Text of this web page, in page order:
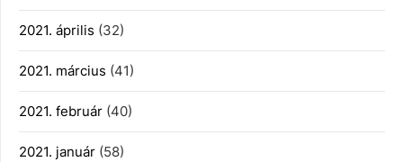
2021. április (32)
2021. március (41)
2021. február (40)
2021. január (58)